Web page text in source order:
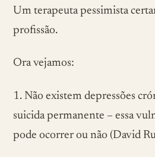
Um terapeuta pessimista
profissão.
Ora vejamos:
1. Não existem depressões
suicida permanente – essa
pode ocorrer ou não (David